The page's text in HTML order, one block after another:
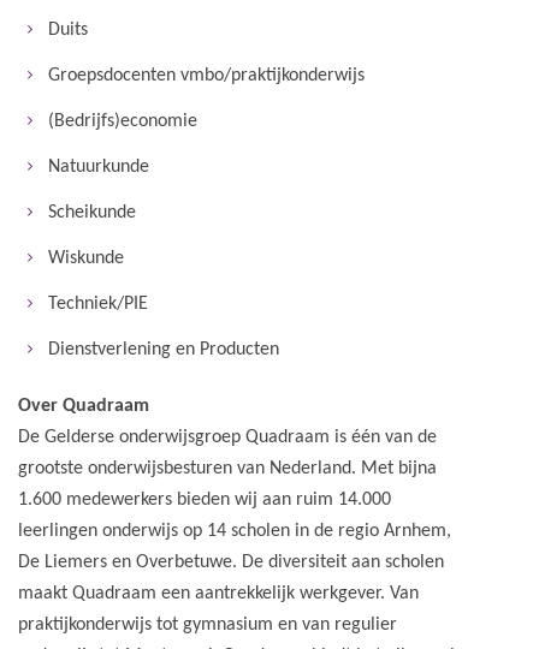
Duits
Groepsdocenten vmbo/praktijkonderwijs
(Bedrijfs)economie
Natuurkunde
Scheikunde
Wiskunde
Techniek/PIE
Dienstverlening en Producten
Over Quadraam
De Gelderse onderwijsgroep Quadraam is één van de
grootste onderwijsbesturen van Nederland. Met bijna
1.600 medewerkers bieden wij aan ruim 14.000
leerlingen onderwijs op 14 scholen in de regio Arnhem,
De Liemers en Overbetuwe. De diversiteit aan scholen
maakt Quadraam een aantrekkelijk werkgever. Van
praktijkonderwijs tot gymnasium en van regulier